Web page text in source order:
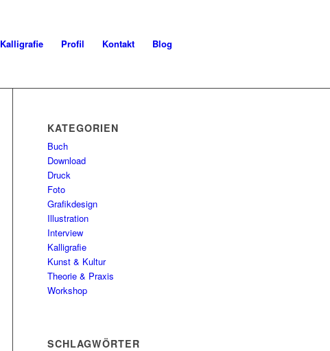
Kalligrafie Profil Kontakt Blog
KATEGORIEN
Buch
Download
Druck
Foto
Grafikdesign
Illustration
Interview
Kalligrafie
Kunst & Kultur
Theorie & Praxis
Workshop
SCHLAGWÖRTER